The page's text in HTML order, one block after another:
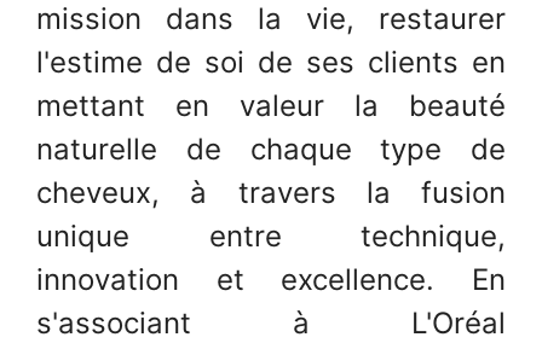
mission dans la vie, restaurer
l'estime de soi de ses clients en
mettant en valeur la beauté
naturelle de chaque type de
cheveux, à travers la fusion
unique entre technique,
innovation et excellence. En
s'associant à L'Oréal